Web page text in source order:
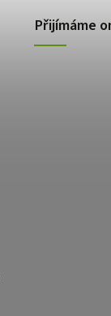
Přijímáme